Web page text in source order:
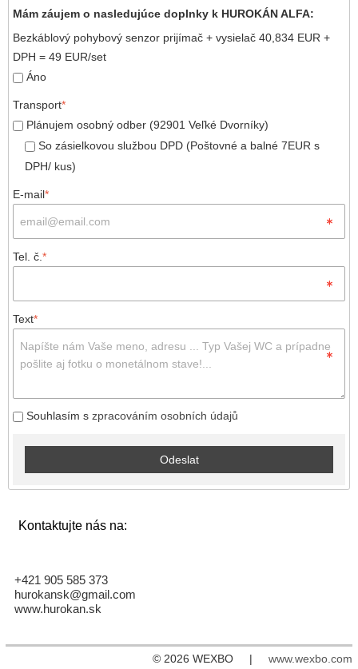
Kontaktujte nás na:
+421 905 585 373
hurokansk@gmail.com
www.hurokan.sk
Mám záujem o nasledujúce doplnky k HUROKÁN ALFA:
Bezkáblový pohybový senzor prijímač + vysielač 40,834 EUR +
DPH = 49 EUR/set
Áno
Transport*
Plánujem osobný odber (92901 Veľké Dvorníky)
So zásielkovou službou DPD (Poštovné a balné 7EUR s
DPH/ kus)
E-mail*
Tel. č.*
Text*
Souhlasím s zpracováním osobních údajů
Odeslat
© 2026 WEXBO | www.wexbo.com